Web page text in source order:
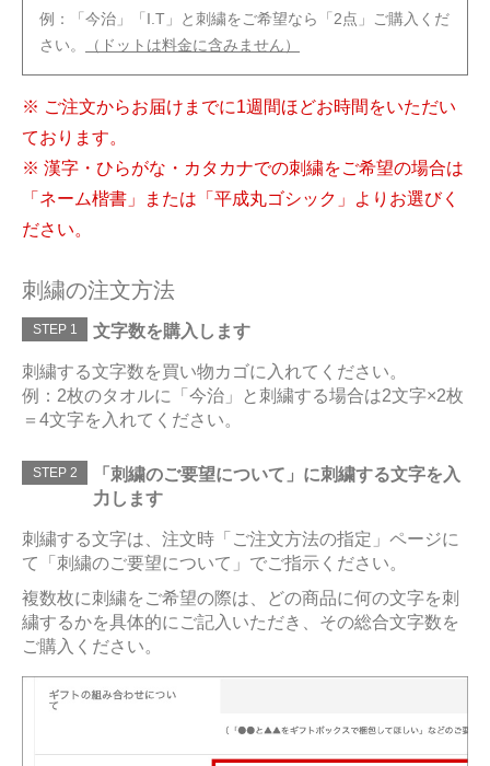
例：「今治」「I.T」と刺繍をご希望なら「2点」ご購入くだ
さい。
（ドットは料金に含みません）
※ ご注文からお届けまでに1週間ほどお時間をいただい
ております。
※ 漢字・ひらがな・カタカナでの刺繍をご希望の場合は
「ネーム楷書」または「平成丸ゴシック」よりお選びく
ださい。
刺繍の注文方法
STEP 1 文字数を購入します
刺繍する文字数を買い物カゴに入れてください。
例：2枚のタオルに「今治」と刺繍する場合は2文字×2枚
＝4文字を入れてください。
STEP 2
「刺繍のご要望について」に刺繍する文字を入
力します
刺繍する文字は、注文時「ご注文方法の指定」ページに
て「刺繍のご要望について」でご指示ください。
複数枚に刺繍をご希望の際は、どの商品に何の文字を刺
繍するかを具体的にご記入いただき、その総合文字数を
ご購入ください。